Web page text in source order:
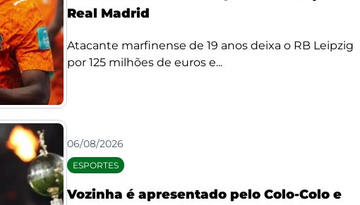
Real Madrid
Atacante marfinense de 19 anos deixa o RB Leipzig
por 125 milhões de euros e...
06/08/2026
ESPORTES
Vozinha é apresentado pelo Colo-Colo e